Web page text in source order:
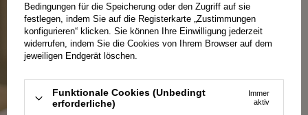
PRODUKTION IN POLEN – WEIL
REGIONALITÄT ZÄHLT.
Bei Lou zählt jedes Detail – von der Qualität der
Bedingungen für die Speicherung oder den Zugriff auf sie
festlegen, indem Sie auf die Registerkarte „Zustimmungen
konfigurieren“ klicken. Sie können Ihre Einwilligung jederzeit
widerrufen, indem Sie die Cookies von Ihrem Browser auf dem
jeweiligen Endgerät löschen.
Funktionale Cookies (Unbedingt
erforderliche)
Immer
aktiv